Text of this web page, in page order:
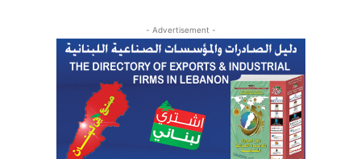
- Advertisement -